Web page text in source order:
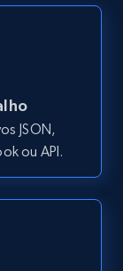
grátis
-
use the
JSON,
ou API.